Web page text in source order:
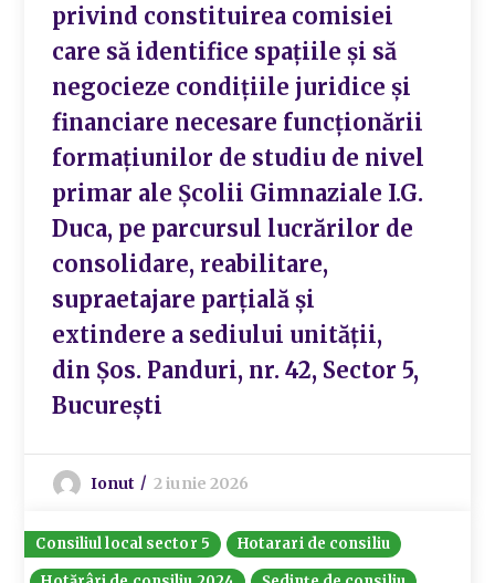
privind constituirea comisiei
care să identifice spațiile și să
negocieze condițiile juridice și
financiare necesare funcționării
formațiunilor de studiu de nivel
primar ale Școlii Gimnaziale I.G.
Duca, pe parcursul lucrărilor de
consolidare, reabilitare,
supraetajare parțială și
extindere a sediului unității,
din Șos. Panduri, nr. 42, Sector 5,
București
Ionut 2 iunie 2026
Consiliul local sector 5
Hotarari de consiliu